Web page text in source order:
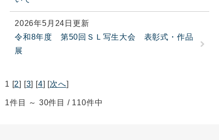
2026年5月24日更新
令和8年度 第50回ＳＬ写生大会 表彰式・作品
展
1 [2 3 4 次へ
1件目 ～ 30件目 / 110件中